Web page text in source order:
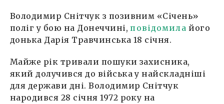
Володимир Снітчук з позивним «Січень»
поліг у бою на Донеччині,повідомила його
донька Дарія Травчинська 18 січня.
Майже рік тривали пошуки захисника,
який долучився до війська у найскладніші
для держави дні. Володимир Снітчук
народився 28 січня 1972 року на